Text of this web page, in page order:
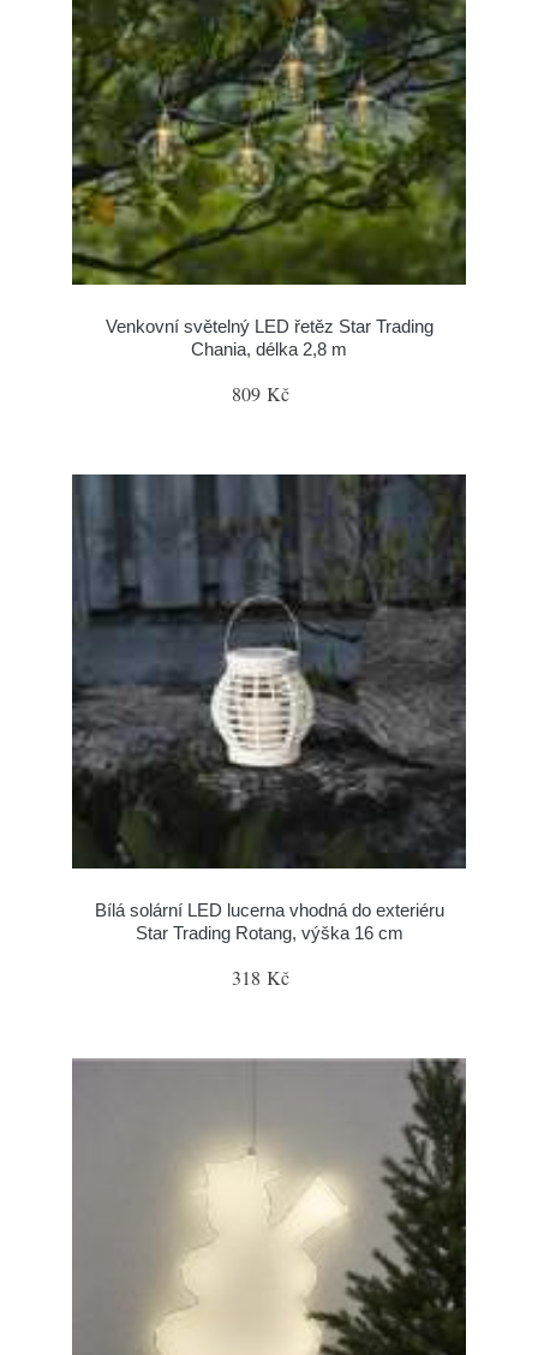
Venkovní světelný LED řetěz Star Trading
Chania, délka 2,8 m
809 Kč
Bílá solární LED lucerna vhodná do exteriéru
Star Trading Rotang, výška 16 cm
318 Kč